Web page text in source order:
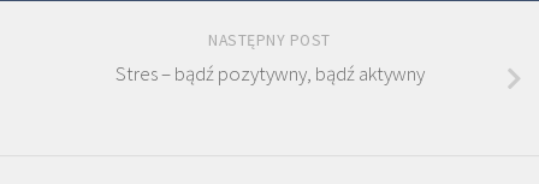
NASTĘPNY POST
Stres – bądź pozytywny, bądź aktywny